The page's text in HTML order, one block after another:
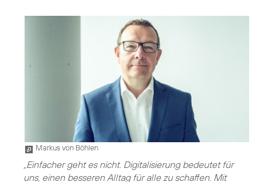
Markus von Böhlen
„Einfacher geht es nicht. Digitalisierung bedeutet für
uns, einen besseren Alltag für alle zu schaffen. Mit